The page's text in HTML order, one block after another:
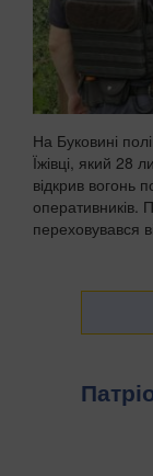
На Буковині
Їжівці, який 28
відкрив вогонь
оперативників.
переховувався